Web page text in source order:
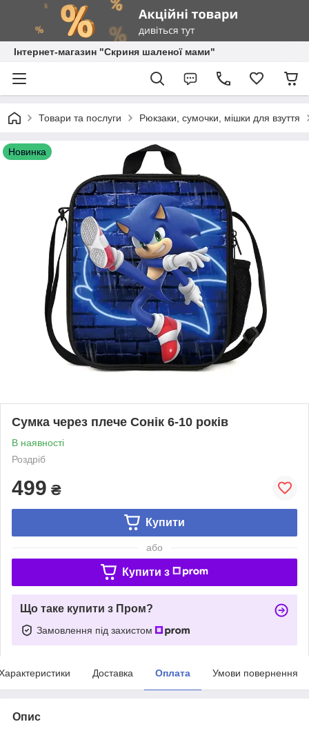
Інтернет-магазин "Скриня шаленої мами"
Товари та послуги Рюкзаки, сумочки, мішки для взуття
Новинка
Сумка через плече Сонік 6-10 років
В наявності
Роздріб
499 ₴
Купити
або
Купити з
Що таке купити з Пром?
Замовлення під захистом
Доставка Оплата Умови повернення
Опис